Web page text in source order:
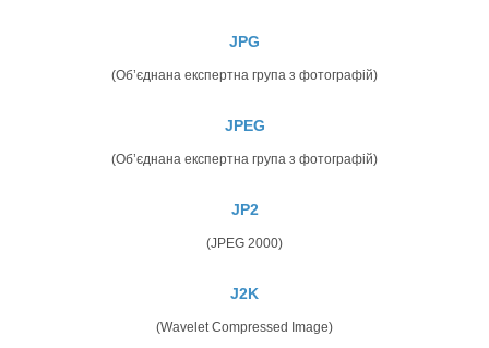
JPG
(Об’єднана експертна група з фотографій)
JPEG
(Об’єднана експертна група з фотографій)
JP2
(JPEG 2000)
J2K
(Wavelet Compressed Image)